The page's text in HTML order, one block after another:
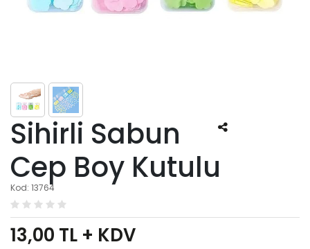
Sihirli Sabun
Cep Boy Kutulu
Kod: 13764
13,00 TL + KDV